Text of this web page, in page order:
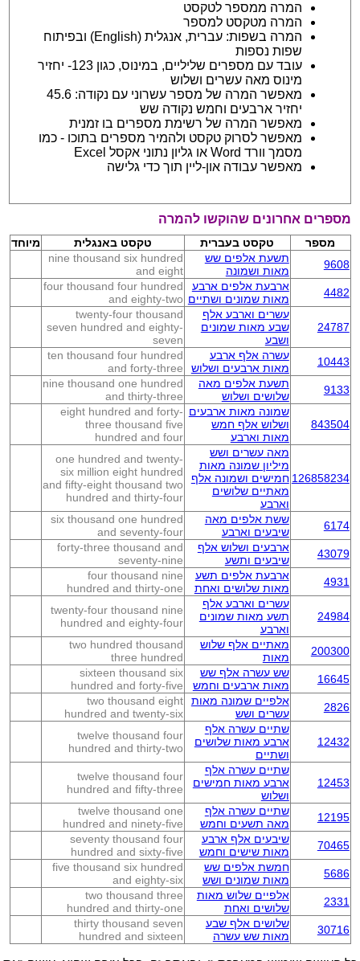
המרה ממספר לטקסט
המרה מטקסט למספר
המרה בשפות: עברית, אנגלית (English) ובפיתוח
שפות נספות
עובד עם מספרים שליליים, במינוס, כגון 123- יחזיר
מינוס מאה עשרים ושלוש
מאפשר המרה של מספר עשרוני עם נקודה: 45.6
יחזיר ארבעים וחמש נקודה שש
מאפשר המרה של רשימת מספרים בו זמנית
מאפשר לסרוק טקסט ולהמיר מספרים בתוכו - כמו
מסמך וורד Word או גליון נתוני אקסל Excel
מאפשר עבודה און-ליין תוך כדי גלישה
מספרים אחרונים שהוקשו להמרה
מספר טקסט בעברית טקסט באנגלית
מיוחד
9608
תשעת אלפים שש
מאות ושמונה
nine thousand six hundred
and eight
4482
ארבעת אלפים ארבע
מאות שמונים ושתיים
four thousand four hundred
and eighty-two
24787
עשרים וארבע אלף
שבע מאות שמונים
ושבע
twenty-four thousand
seven hundred and eighty-
seven
10443
עשרה אלף ארבע
מאות ארבעים ושלוש
ten thousand four hundred
and forty-three
9133
תשעת אלפים מאה
שלושים ושלוש
nine thousand one hundred
and thirty-three
843504
שמונה מאות ארבעים
ושלוש אלף חמש
מאות וארבע
eight hundred and forty-
three thousand five
hundred and four
126858234
מאה עשרים ושש
מיליון שמונה מאות
חמישים ושמונה אלף
מאתיים שלושים
וארבע
one hundred and twenty-
six million eight hundred
and fifty-eight thousand two
hundred and thirty-four
6174
ששת אלפים מאה
שיבעים וארבע
six thousand one hundred
and seventy-four
43079
ארבעים ושלוש אלף
שיבעים ותשע
forty-three thousand and
seventy-nine
4931
ארבעת אלפים תשע
מאות שלושים ואחת
four thousand nine
hundred and thirty-one
24984
עשרים וארבע אלף
תשע מאות שמונים
וארבע
twenty-four thousand nine
hundred and eighty-four
200300
מאתיים אלף שלוש
מאות
two hundred thousand
three hundred
16645
שש עשרה אלף שש
מאות ארבעים וחמש
sixteen thousand six
hundred and forty-five
2826
אלפיים שמונה מאות
עשרים ושש
two thousand eight
hundred and twenty-six
12432
שתיים עשרה אלף
ארבע מאות שלושים
ושתיים
twelve thousand four
hundred and thirty-two
12453
שתיים עשרה אלף
ארבע מאות חמישים
ושלוש
twelve thousand four
hundred and fifty-three
12195
שתיים עשרה אלף
מאה תשעים וחמש
twelve thousand one
hundred and ninety-five
70465
שיבעים אלף ארבע
מאות שישים וחמש
seventy thousand four
hundred and sixty-five
5686
חמשת אלפים שש
מאות שמונים ושש
five thousand six hundred
and eighty-six
2331
אלפיים שלוש מאות
שלושים ואחת
two thousand three
hundred and thirty-one
30716
שלושים אלף שבע
מאות שש עשרה
thirty thousand seven
hundred and sixteen